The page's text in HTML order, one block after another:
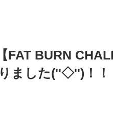
FAT BURN
ました(''◇'')！！